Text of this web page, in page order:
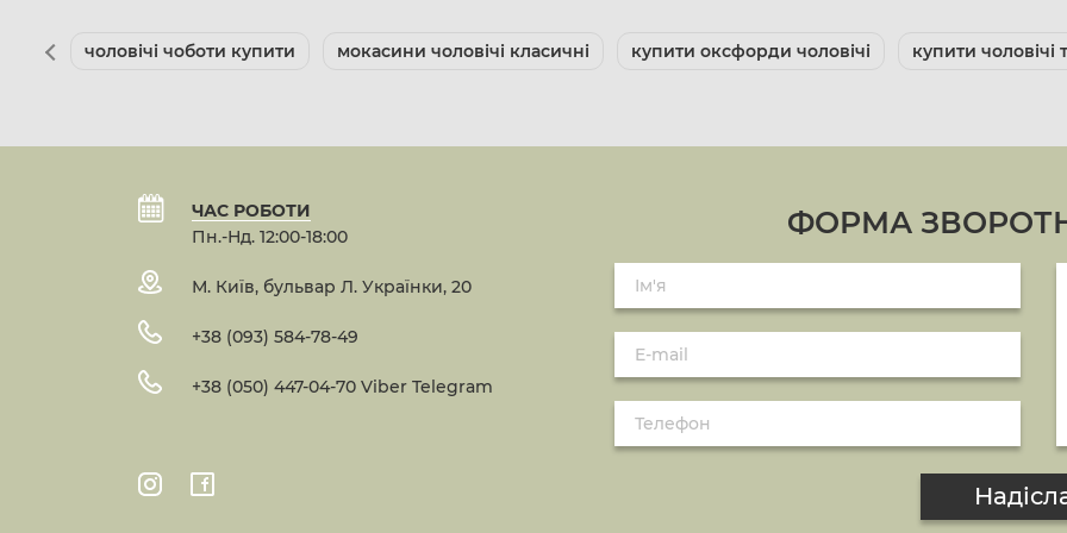
чоловічі чоботи купити мокасини чоловічі класичні купити оксфорди чоловічі купити чоловічі
ЧАС РОБОТИ
Пн.-Нд. 12:00-18:00
М. Київ, бульвар Л. Українки, 20
+38 (093) 584-78-49
+38 (050) 447-04-70 Viber Telegram
ФОРМА